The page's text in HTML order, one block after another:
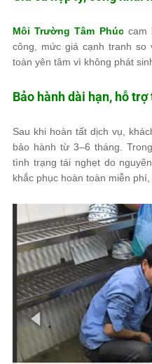
Môi Trường Tâm Phúccam
công, mức giá cạnh tranh so
toàn yên tâm vì không phát
Bảo hành dài hạn, hỗ
Sau khi hoàn tất dịch vụ,
bảo hành từ 3–6 tháng.
tình trạng tái nghẹt do
khắc phục hoàn toàn miễn